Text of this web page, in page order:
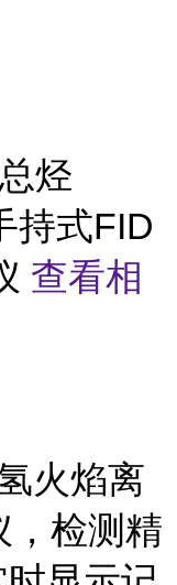
烃
持式FID
查看相
火焰离
，检测精